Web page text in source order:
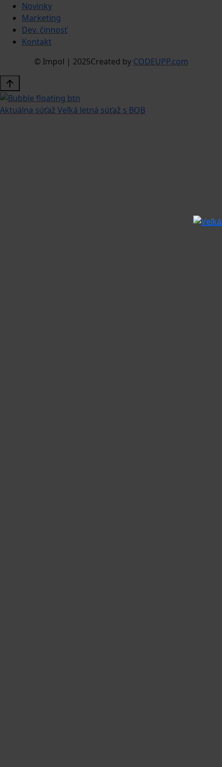
Novinky
Marketing
Dev. činnosť
Kontakt
© Impol | 2025Created by CODEUPP.com
Aktuálna súťaž Veľká letná súťaž s BOB